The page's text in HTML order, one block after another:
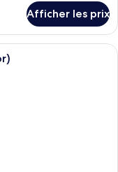
Afficher les prix
d’hôtel avec un